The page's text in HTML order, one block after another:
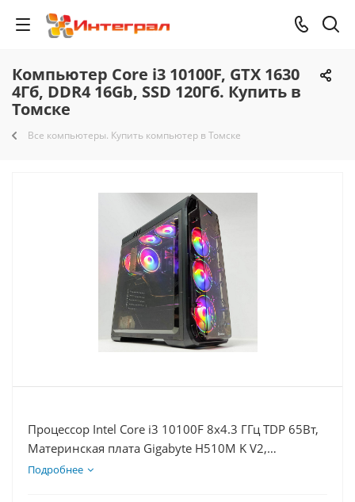
Компьютер Core i3 10100F, GTX 1630
4Гб, DDR4 16Gb, SSD 120Гб. Купить в
Томске
Все компьютеры. Купить компьютер в Томске
Процессор Intel Core i3 10100F 8x4.3 ГГц TDP 65Вт,
Материнская плата Gigabyte H510M K V2,
Видеокарта GTX 1630 4Гб, Память DDR4 16Gb,
Подробнее